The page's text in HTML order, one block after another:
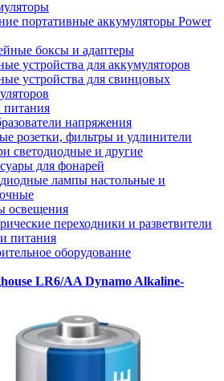
портативные аккумуляторы Power
боксы и адаптеры
устройства для аккумуляторов
устройства для свинцовых
питания
напряжения
розетки, фильтры и удлинители
светодиодные и другие
для фонарей
лампы настольные и
освещения
переходники и разветвители
питания
оборудование
LR6/AA Dynamo Alkaline-